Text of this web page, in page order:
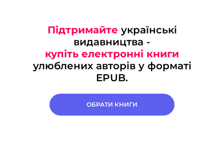
Підтримайте українські
видавництва -
купіть електронні книги
улюблених авторів у форматі
EPUB.
ОБРАТИ КНИГИ